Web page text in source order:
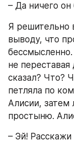
– Да ничего
Я решительно
выводу, что
не
сказал? Что?
петляла по
Алисии, затем
простыню.
– Эй!